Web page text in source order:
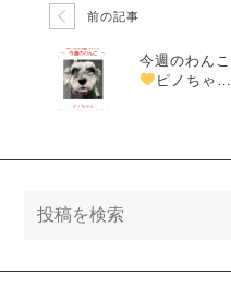
前の記事
今週のわんこ
ピノちゃん
を徹底紹介